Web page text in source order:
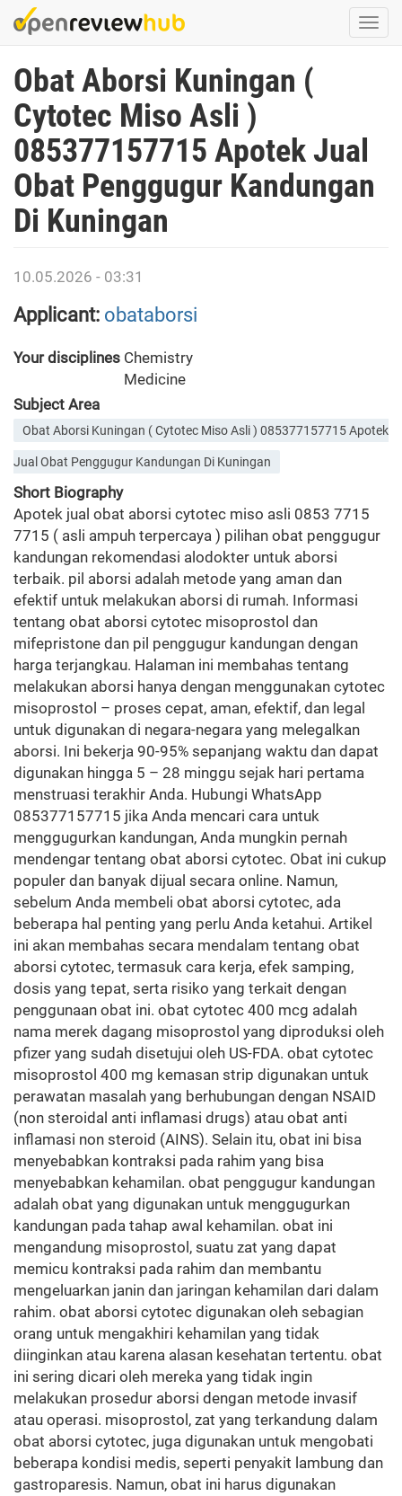
Skip
to
content
Obat Aborsi Kuningan (
Cytotec Miso Asli )
085377157715 Apotek Jual
Obat Penggugur Kandungan
Di Kuningan
10.05.2026 - 03:31
Applicant: obataborsi
Your disciplines Chemistry
Medicine
Subject Area
Obat Aborsi Kuningan ( Cytotec Miso Asli ) 085377157715 Apotek
Jual Obat Penggugur Kandungan Di Kuningan
Short Biography
Apotek jual obat aborsi cytotec miso asli 0853 7715
7715 ( asli ampuh terpercaya ) pilihan obat penggugur
kandungan rekomendasi alodokter untuk aborsi
terbaik. pil aborsi adalah metode yang aman dan
efektif untuk melakukan aborsi di rumah. Informasi
tentang obat aborsi cytotec misoprostol dan
mifepristone dan pil penggugur kandungan dengan
harga terjangkau. Halaman ini membahas tentang
melakukan aborsi hanya dengan menggunakan cytotec
misoprostol – proses cepat, aman, efektif, dan legal
untuk digunakan di negara-negara yang melegalkan
aborsi. Ini bekerja 90-95% sepanjang waktu dan dapat
digunakan hingga 5 – 28 minggu sejak hari pertama
menstruasi terakhir Anda. Hubungi WhatsApp
085377157715 jika Anda mencari cara untuk
menggugurkan kandungan, Anda mungkin pernah
mendengar tentang obat aborsi cytotec. Obat ini cukup
populer dan banyak dijual secara online. Namun,
sebelum Anda membeli obat aborsi cytotec, ada
beberapa hal penting yang perlu Anda ketahui. Artikel
ini akan membahas secara mendalam tentang obat
aborsi cytotec, termasuk cara kerja, efek samping,
dosis yang tepat, serta risiko yang terkait dengan
penggunaan obat ini. obat cytotec 400 mcg adalah
nama merek dagang misoprostol yang diproduksi oleh
pfizer yang sudah disetujui oleh US-FDA. obat cytotec
misoprostol 400 mg kemasan strip digunakan untuk
perawatan masalah yang berhubungan dengan NSAID
(non steroidal anti inflamasi drugs) atau obat anti
inflamasi non steroid (AINS). Selain itu, obat ini bisa
menyebabkan kontraksi pada rahim yang bisa
menyebabkan kehamilan. obat penggugur kandungan
adalah obat yang digunakan untuk menggugurkan
kandungan pada tahap awal kehamilan. obat ini
mengandung misoprostol, suatu zat yang dapat
memicu kontraksi pada rahim dan membantu
mengeluarkan janin dan jaringan kehamilan dari dalam
rahim. obat aborsi cytotec digunakan oleh sebagian
orang untuk mengakhiri kehamilan yang tidak
diinginkan atau karena alasan kesehatan tertentu. obat
ini sering dicari oleh mereka yang tidak ingin
melakukan prosedur aborsi dengan metode invasif
atau operasi. misoprostol, zat yang terkandung dalam
obat aborsi cytotec, juga digunakan untuk mengobati
beberapa kondisi medis, seperti penyakit lambung dan
gastroparesis. Namun, obat ini harus digunakan